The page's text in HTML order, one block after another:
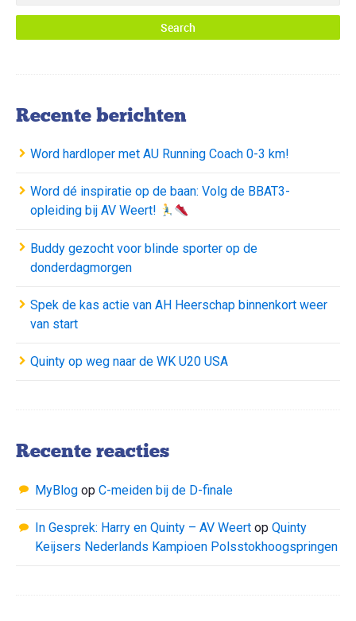
Recente berichten
Word hardloper met AU Running Coach 0-3 km!
Word dé inspiratie op de baan: Volg de BBAT3-
opleiding bij AV Weert!
Buddy gezocht voor blinde sporter op de
donderdagmorgen
Spek de kas actie van AH Heerschap binnenkort weer
van start
Quinty op weg naar de WK U20 USA
Recente reacties
MyBlog op C-meiden bij de D-finale
In Gesprek: Harry en Quinty – AV Weert op Quinty
Keijsers Nederlands Kampioen Polsstokhoogspringen